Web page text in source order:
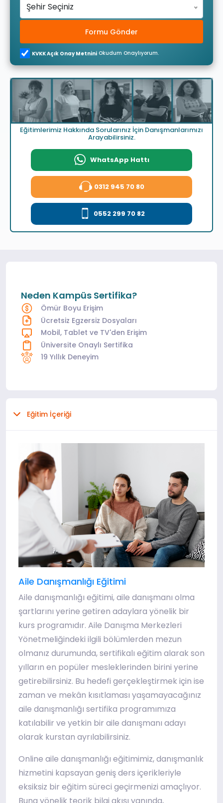
Şehir Seçiniz
Formu Gönder
KVKK Açık Onay Metnini Okudum Onaylıyorum.
Eğitimlerimiz Hakkında Sorularınız İçin Danışmanlarımızı
Arayabilirsiniz.
WhatsApp Hattı
0312 945 70 80
0552 299 70 82
Neden Kampüs Sertifika?
Ömür Boyu Erişim
Ücretsiz Egzersiz Dosyaları
Mobil, Tablet ve TV'den Erişim
Üniversite Onaylı Sertifika
19 Yıllık Deneyim
Eğitim İçeriği
Aile Danışmanlığı Eğitimi
Aile danışmanlığı eğitimi, aile danışmanı olma
şartlarını yerine getiren adaylara yönelik bir
kurs programıdır. Aile Danışma Merkezleri
Yönetmeliğindeki ilgili bölümlerden mezun
olmanız durumunda, sertifikalı eğitim alarak son
yılların en popüler mesleklerinden birini yerine
getirebilirsiniz. Bu hedefi gerçekleştirmek için ise
zaman ve mekân kısıtlaması yaşamayacağınız
aile danışmanlığı sertifika programımıza
katılabilir ve yetkin bir aile danışmanı adayı
olarak kurstan ayrılabilirsiniz.
Online aile danışmanlığı eğitimimiz, danışmanlık
hizmetini kapsayan geniş ders içerikleriyle
eksiksiz bir eğitim süreci geçirmenizi amaçlıyor.
Buna yönelik teorik bilgi akışı yanında,